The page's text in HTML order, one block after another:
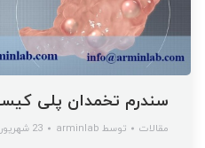
سندرم تخمدان پلی
مقالات توسط arminlab 23 شهریور 1400